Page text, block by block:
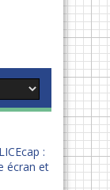
LICEcap :
écran et